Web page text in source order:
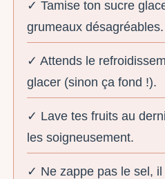
✓ Tamise ton sucre
grumeaux désagréables.
✓ Attends le
glacer (sinon ça fond !).
✓ Lave tes fruits au
les soigneusement.
✓ Ne zappe pas le sel,